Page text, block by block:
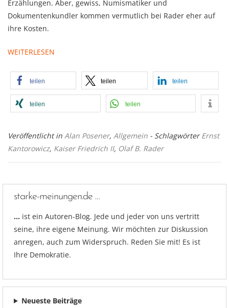
Erzählungen. Aber, gewiss, Numismatiker und
Dokumentenkundler kommen vermutlich bei Rader eher auf
ihre Kosten.
WEITERLESEN
teilen teilen teilen
teilen teilen
Veröffentlicht in Alan Posener, Allgemein - SchlagwörterErnst
Kantorowicz, Kaiser Friedrich II, Olaf B. Rader
starke-meinungen.de …
… ist ein Autoren-Blog. Jede und jeder von uns vertritt
seine, ihre eigene Meinung. Wir möchten zur Diskussion
anregen, auch zum Widerspruch. Reden Sie mit! Es ist
Ihre Demokratie.
Neueste Beiträge